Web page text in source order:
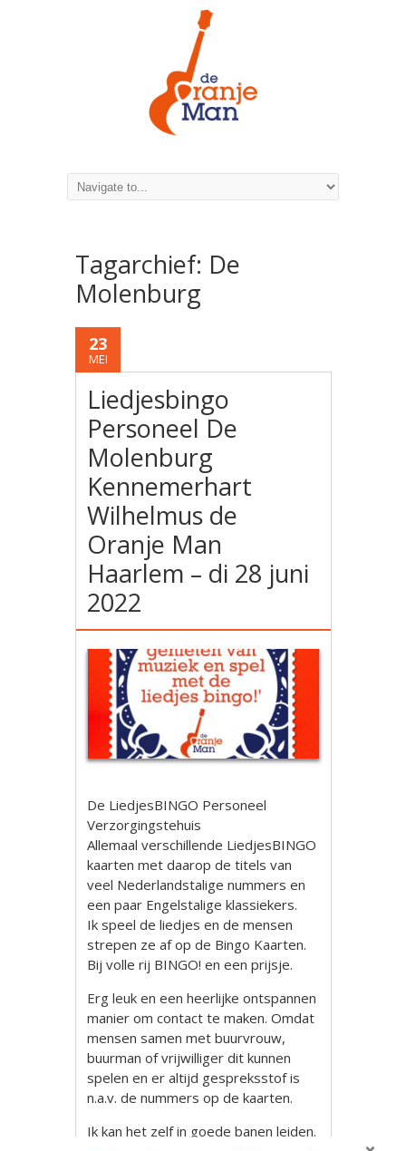
Tagarchief: De
Molenburg
23
MEI
Liedjesbingo
Personeel De
Molenburg
Kennemerhart
Wilhelmus de
Oranje Man
Haarlem – di 28 juni
2022
De LiedjesBINGO Personeel
Verzorgingstehuis
Allemaal verschillende LiedjesBINGO
kaarten met daarop de titels van
veel Nederlandstalige nummers en
een paar Engelstalige klassiekers.
Ik speel de liedjes en de mensen
strepen ze af op de Bingo Kaarten.
Bij volle rij BINGO! en een prijsje.
Erg leuk en een heerlijke ontspannen
manier om contact te maken. Omdat
mensen samen met buurvrouw,
buurman of vrijwilliger dit kunnen
spelen en er altijd gespreksstof is
n.a.v. de nummers op de kaarten.
Ik kan het zelf in goede banen leiden.